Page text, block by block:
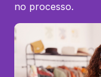
no processo.